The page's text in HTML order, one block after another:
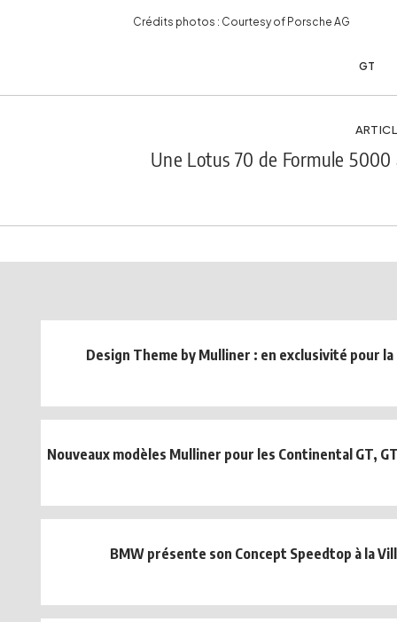
Crédits photos : Courtesy of Porsche AG
GT
Une Lotus 70 de Formule
Design Theme by Mulliner : en exclusivité pour
Nouveaux modèles Mulliner pour les Continental GT,
BMW présente son Concept Speedtop à la